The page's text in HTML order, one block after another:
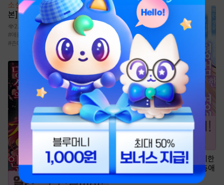
소설 [BL] Call Call Call [단행
본]
2.1만
#애증 리맨물 #삽질물
연상수
#츤데레공
만화 [일권만] 모든 것을 포기한
평범한 영애는 젊은 빙제의 총애
를 받는다 [단행본]